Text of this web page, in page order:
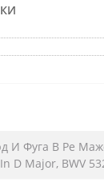
И Фуга В Ре
D Major, BWV